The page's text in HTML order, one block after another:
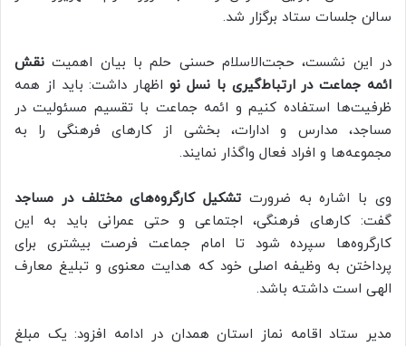
سالن جلسات ستاد برگزار شد.
در این نشست، حجت‌الاسلام حسنی حلم با بیان اهمیتنقش
ائمه جماعت در ارتباط‌گیری با نسل نواظهار داشت: باید از همه
ظرفیت‌ها استفاده کنیم و ائمه جماعت با تقسیم مسئولیت در
مساجد، مدارس و ادارات، بخشی از کارهای فرهنگی را به
مجموعه‌ها و افراد فعال واگذار نمایند.
وی با اشاره به ضرورت تشکیل کارگروه‌های مختلف در مساجد
گفت: کارهای فرهنگی، اجتماعی و حتی عمرانی باید به این
کارگروه‌ها سپرده شود تا امام جماعت فرصت بیشتری برای
پرداختن به وظیفه اصلی خود که هدایت معنوی و تبلیغ معارف
الهی است داشته باشد.
مدیر ستاد اقامه نماز استان همدان در ادامه افزود: یک مبلغ